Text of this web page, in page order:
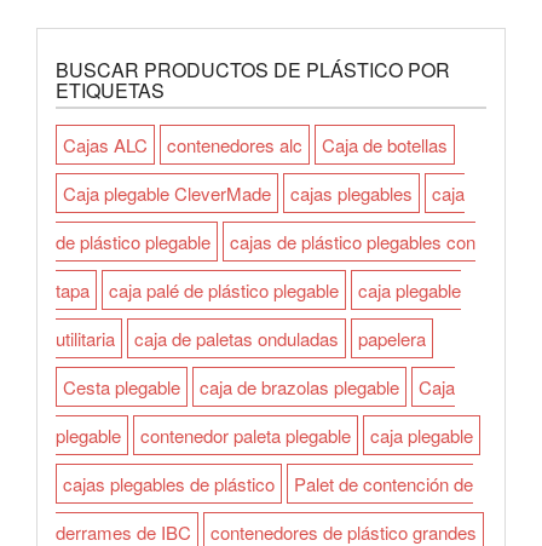
BUSCAR PRODUCTOS DE PLÁSTICO POR
ETIQUETAS
Cajas ALC contenedores alc
Caja de botellas
Caja plegable CleverMade
cajas plegables
caja
de plástico plegable
cajas de plástico plegables con
tapa
caja palé de plástico plegable
caja plegable
utilitaria
caja de paletas onduladas
papelera
Cesta plegable
caja de brazolas plegable
Caja
plegable
contenedor paleta plegable
caja plegable
cajas plegables de plástico
Palet de contención de
derrames de IBC
contenedores de plástico grandes